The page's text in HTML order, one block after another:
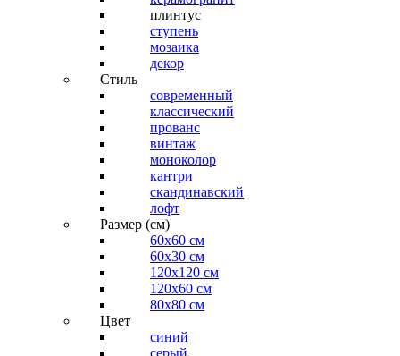
плинтус
ступень
мозаика
декор
Стиль
современный
классический
прованс
винтаж
моноколор
кантри
скандинавский
лофт
Размер (см)
60х60 см
60x30 см
120x120 см
120x60 см
80x80 см
Цвет
синий
серый